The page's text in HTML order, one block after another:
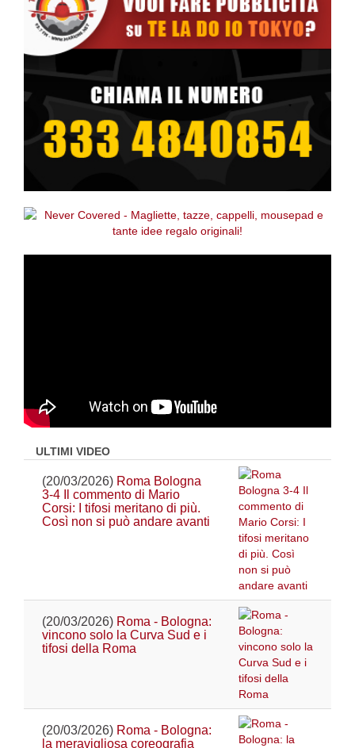
ULTIMI VIDEO
(20/03/2026) Roma Bologna
3-4 Il commento di Mario
Corsi: I tifosi meritano di più.
Così non si può andare avanti
(20/03/2026) Roma - Bologna:
vincono solo la Curva Sud e i
tifosi della Roma
(20/03/2026) Roma - Bologna:
la meravigliosa coreografia